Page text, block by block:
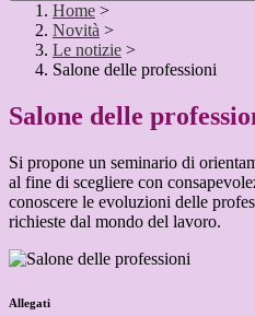
Home >
Novità >
Le notizie >
Salone delle professioni
Salone delle
Si propone un seminario di
al fine di scegliere con
conoscere le evoluzioni delle
richieste dal mondo del lavoro.
Allegati